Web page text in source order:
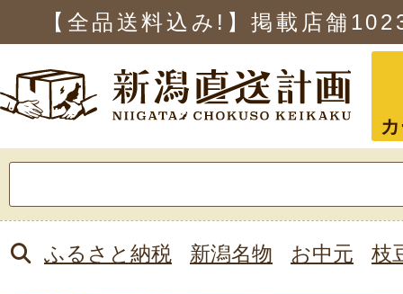
【全品送料込み!】掲載店舗
索:
ふるさと納税 新潟名物 お中元 枝